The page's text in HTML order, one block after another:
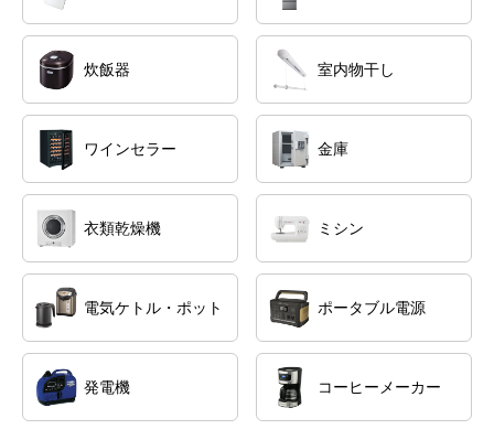
炊飯器 室内物干し
ワインセラー 金庫
衣類乾燥機 ミシン
電気ケトル・ポット ポータブル電源
発電機 コーヒーメーカー